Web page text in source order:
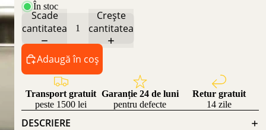
În stoc
Scade
cantitatea
Crește
cantitatea
Adaugă în coș
Transport gratuit
peste 1500 lei
Garanție 24 de luni
pentru defecte
Retur gratuit
14 zile
DESCRIERE